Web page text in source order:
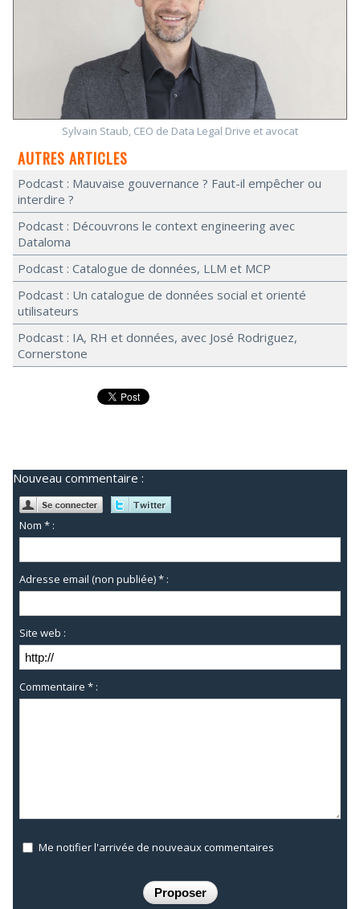
Sylvain Staub, CEO de Data Legal Drive et avocat
AUTRES ARTICLES
Podcast : Mauvaise gouvernance ? Faut-il empêcher ou
interdire ?
Podcast : Découvrons le context engineering avec
Dataloma
Podcast : Catalogue de données, LLM et MCP
Podcast : Un catalogue de données social et orienté
utilisateurs
Podcast : IA, RH et données, avec José Rodriguez,
Cornerstone
Nouveau commentaire :
Nom * :
Adresse email (non publiée) * :
Site web :
Commentaire * :
Me notifier l'arrivée de nouveaux commentaires